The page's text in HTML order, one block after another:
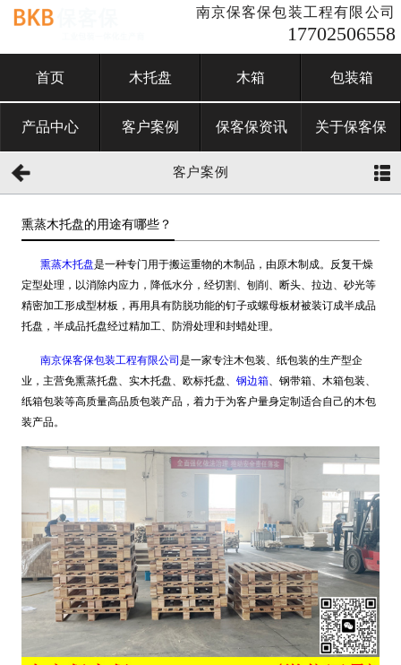
南京保客保包装工程有限公司
17702506558
首页 木托盘 木箱 包装箱
产品中心 客户案例 保客保资讯 关于保客保
客户案例
熏蒸木托盘的用途有哪些？
熏蒸木托盘是一种专门用于搬运重物的木制品，由原木制成。反复干燥
定型处理，以消除内应力，降低水分，经切割、刨削、断头、拉边、砂光等
精密加工形成型材板，再用具有防脱功能的钉子或螺母板材被装订成半成品
托盘，半成品托盘经过精加工、防滑处理和封蜡处理。
南京保客保包装工程有限公司是一家专注木包装、纸包装的生产型企
业，主营免熏蒸托盘、实木托盘、欧标托盘、 钢边箱、钢带箱、木箱包装、
纸箱包装等高质量高品质包装产品，着力于为客户量身定制适合自己的木包
装产品。